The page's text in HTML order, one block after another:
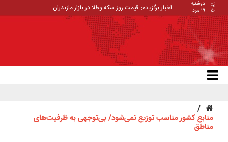
۱۴۰۵
دوشنبه
۱۹ مرد
اخبار برگزیده: قیمت روز سکه وطلا در بازار مازندران
منابع کشور مناسب توزیع نمی‌شود/ بی‌توجهی به ظرفیت‌های
مناطق